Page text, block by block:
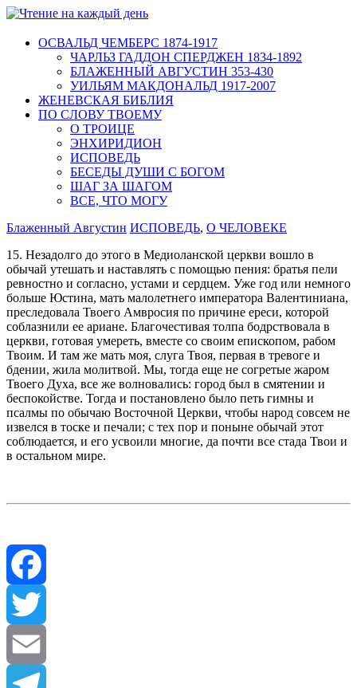
ОСВАЛЬД ЧЕМБЕРС 1874-1917
ЧАРЛЬЗ ГАДДОН СПЕРДЖЕН 1834-1892
БЛАЖЕННЫЙ АВГУСТИН 353-430
УИЛЬЯМ МАКДОНАЛЬД 1917-2007
ЖЕНЕВСКАЯ БИБЛИЯ
ПО СЛОВУ ТВОЕМУ
О ТРОИЦЕ
ЭНХИРИДИОН
ИСПОВЕДЬ
БЕСЕДЫ ДУШИ С БОГОМ
ШАГ ЗА ШАГОМ
ВСЕ, ЧТО МОГУ
Блаженный Августин ИСПОВЕДЬ, О ЧЕЛОВЕКЕ
15. Незадолго до этого в Медиоланской церкви вошло в
обычай утешать и наставлять с помощью пения: братья пели
ревностно и согласно, устами и сердцем. Уже год или немного
больше Юстина, мать малолетнего императора Валентиниана,
преследовала Твоего Амвросия по причине ереси, которой
соблазнили ее ариане. Благочестивая толпа бодрствовала в
церкви, готовая умереть, вместе со своим епископом, рабом
Твоим. И там же мать моя, слуга Твоя, первая в тревоге и
бдении, жила молитвой. Мы, тогда еще не согретые жаром
Твоего Духа, все же волновались: город был в смятении и
беспокойстве. Тогда и постановлено было петь гимны и
псалмы по обычаю Восточной Церкви, чтобы народ совсем не
извелся в тоске и печали; с тех пор и поныне обычай этот
соблюдается, и его усвоили многие, да почти все стада Твои и
в остальном мире.
Facebook
Twitter
Email